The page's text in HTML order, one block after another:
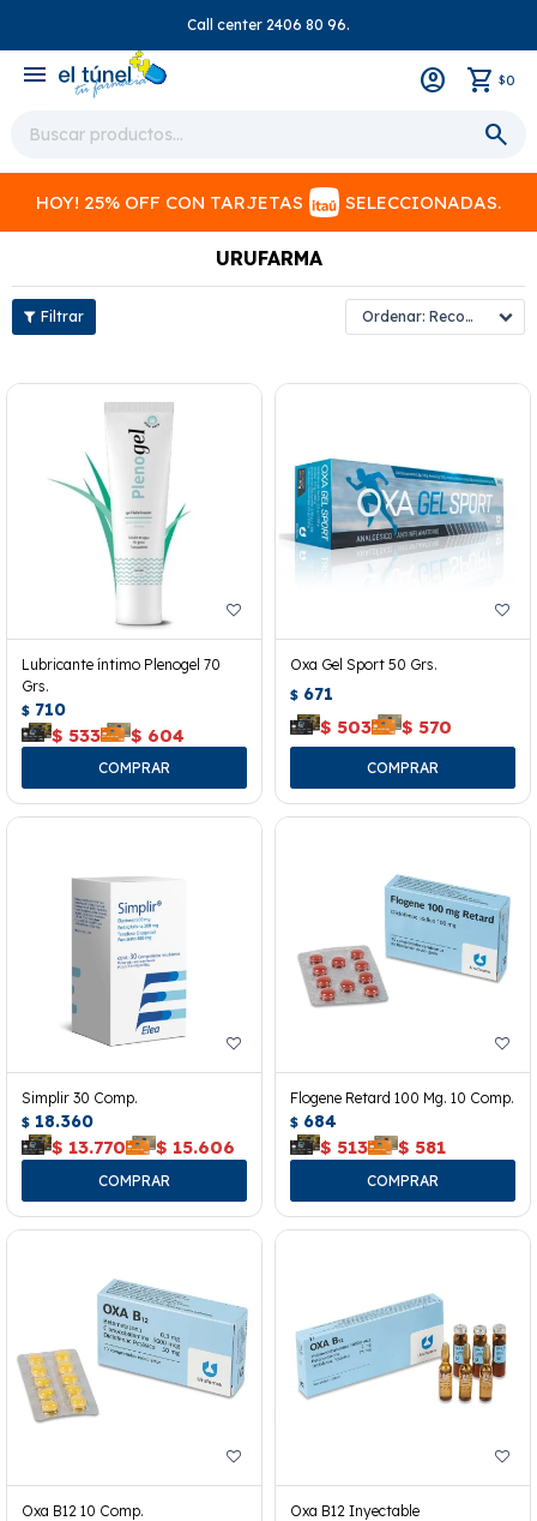
Call center 2406 80 96.
menu $0
HOY! 25% OFF CON TARJETAS SELECCIONADAS.
URUFARMA
Recomendados
Lubricante íntimo Plenogel 70
Grs.
$ 710
$ 533 $ 604
Oxa Gel Sport 50 Grs.
$ 671
$ 503 $ 570
Simplir 30 Comp.
$ 18.360
$ 13.770 $ 15.606
Flogene Retard 100 Mg. 10 Comp.
$ 684
$ 513 $ 581
Oxa B12 10 Comp.
Oxa B12 Inyectable
close